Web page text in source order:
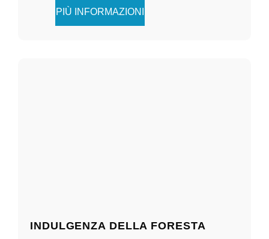
PIÙ INFORMAZIONI
INDULGENZA DELLA FORESTA